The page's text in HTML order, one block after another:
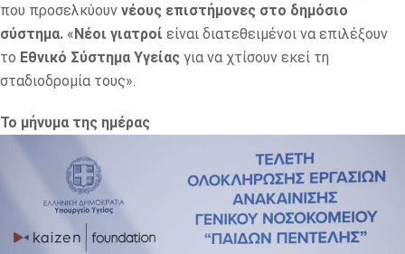
που προσελκύουν νέους επιστήμονες στο δημόσιο
σύστημα. «Νέοι γιατροί είναι διατεθειμένοι να επιλέξουν
το Εθνικό Σύστημα Υγείας για να χτίσουν εκεί τη
σταδιοδρομία τους».
Το μήνυμα της ημέρας